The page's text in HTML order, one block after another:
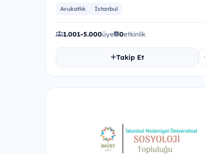
Avukatlık İstanbul
1.001-5.000üye 0etkinlik
Takip Et